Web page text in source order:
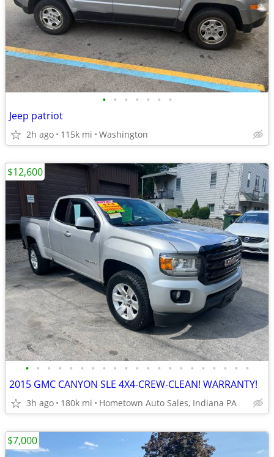
• • • • • • •
Jeep patriot
2h ago 115k mi Washington
• • • • • • • • • • • • • • • • • • • • •
2015 GMC CANYON SLE 4X4-CREW-CLEAN! WARRANTY!
3h ago 180k mi Hometown Auto Sales, Indiana PA
$12,600
$7,000